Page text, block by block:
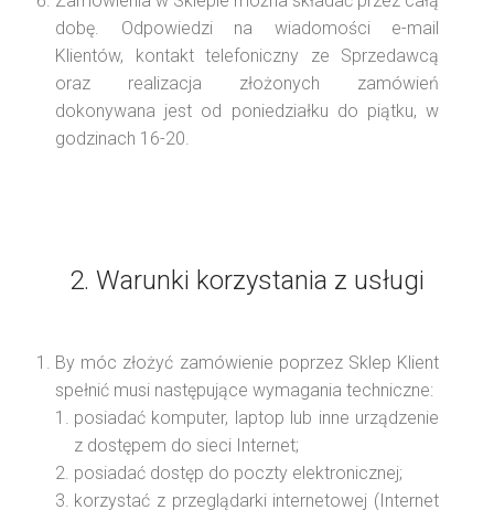
dobę. Odpowiedzi na wiadomości e-mail
Klientów, kontakt telefoniczny ze Sprzedawcą
oraz realizacja złożonych zamówień
dokonywana jest od poniedziałku do piątku, w
godzinach 16-20.
2. Warunki korzystania z usługi
By móc złożyć zamówienie poprzez Sklep Klient
spełnić musi następujące wymagania techniczne:
posiadać komputer, laptop lub inne urządzenie
z dostępem do sieci Internet;
posiadać dostęp do poczty elektronicznej;
korzystać z przeglądarki internetowej (Internet